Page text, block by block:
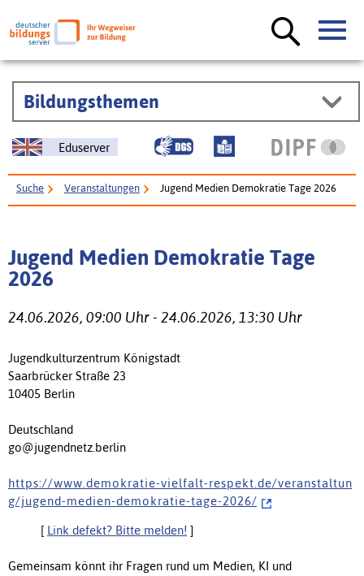
Bildungsthemen
Eduserver
Suche Veranstaltungen Jugend Medien Demokratie Tage 2026
Jugend Medien Demokratie Tage
2026
24.06.2026, 09:00 Uhr - 24.06.2026, 13:30 Uhr
Jugendkulturzentrum Königstadt
Saarbrücker Straße 23
10405 Berlin
Deutschland
go@jugendnetz.berlin
h t t p s : / / w w w . d e m o k r a t i e - v i e l f a l t - r e s p e k t . d e / v e r a n s t a l t u n
g / j u g e n d - m e d i e n - d e m o k r a t i e - t a g e - 2 0 2 6 /
[ Link defekt? Bitte melden! ]
Gemeinsam könnt ihr Fragen rund um Medien, KI und